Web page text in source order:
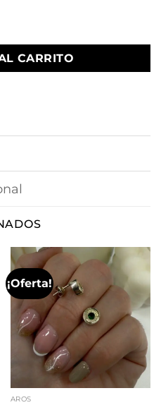
2 cantidad
CARRITO
¡Oferta!
AROS